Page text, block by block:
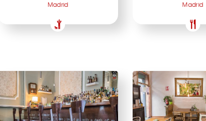
Madrid Madrid